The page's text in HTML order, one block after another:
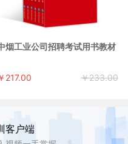
烟工业公司招聘考试用书教材
217.00 ￥233.00
客户端